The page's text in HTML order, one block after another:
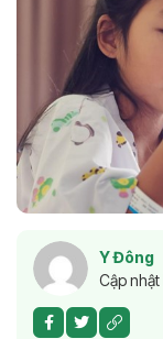
Y Đông
Cập